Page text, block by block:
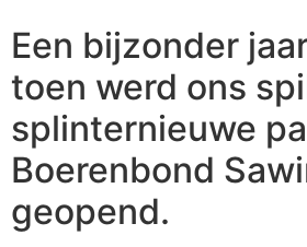
Een bijzonder
toen werd ons
splinternieuwe
Boerenbond
geopend.